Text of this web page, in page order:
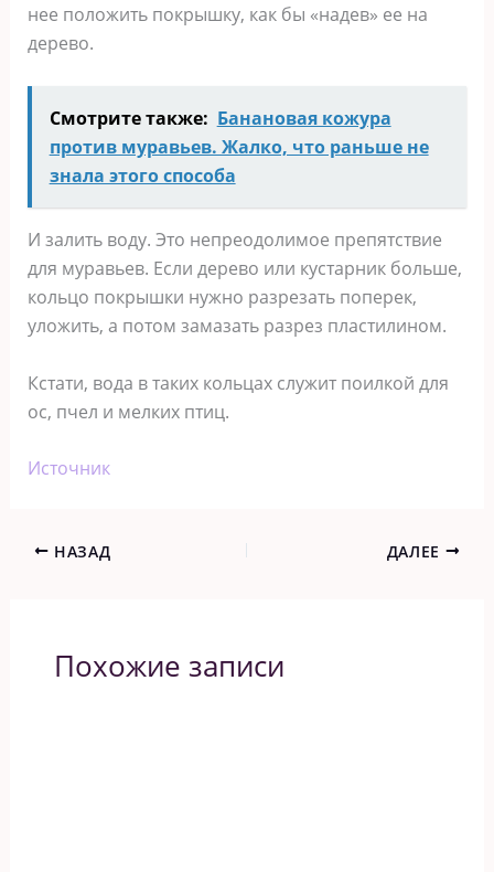
нее положить покрышку, как бы «надев» ее на
дерево.
Смотрите также: Банановая кожура
против муравьев. Жалко, что раньше не
знала этого способа
И залить воду. Это непреодолимое препятствие
для муравьев. Если дерево или кустарник больше,
кольцо покрышки нужно разрезать поперек,
уложить, а потом замазать разрез пластилином.
Кстати, вода в таких кольцах служит поилкой для
ос, пчел и мелких птиц.
Источник
НАЗАД ДАЛЕЕ
Похожие записи